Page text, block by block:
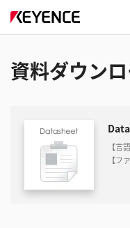
資料ダウン
【言
【フ